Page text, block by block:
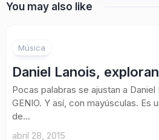
You may also like
Música
Daniel Lanois,
Pocas palabras se ajustan a
GENIO. Y así, con mayúsculas. Es
de...
abril 28, 2015